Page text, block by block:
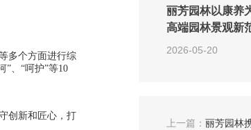
多个方面进行综
”、“呵护”等10
创新和匠心，打
丽芳园林以康养
高端园林景观新
2026-05-20
上一篇： 丽芳园林